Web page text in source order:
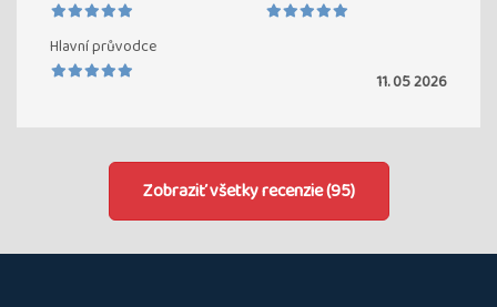
Hlavní průvodce
11. 05 2026
Zobraziť všetky recenzie (95)